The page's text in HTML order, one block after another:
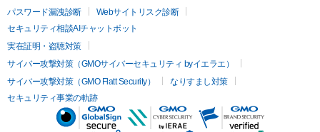
パスワード漏洩診断
Webサイトリスク診断
セキュリティ相談AIチャットボット
実在証明・盗聴対策
サイバー攻撃対策（GMOサイバーセキュリティ byイエラエ）
サイバー攻撃対策（GMO Flatt Security）
なりすまし対策
セキュリティ事業の軌跡